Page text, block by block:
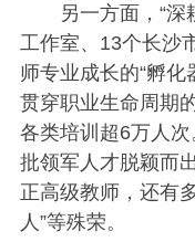
另一方面，“
工作室、13个长沙
师专业成长的“孵化
贯穿职业生命周期
各类培训超6万人次
批领军人才脱颖而
正高级教师，还有
人”等殊荣。